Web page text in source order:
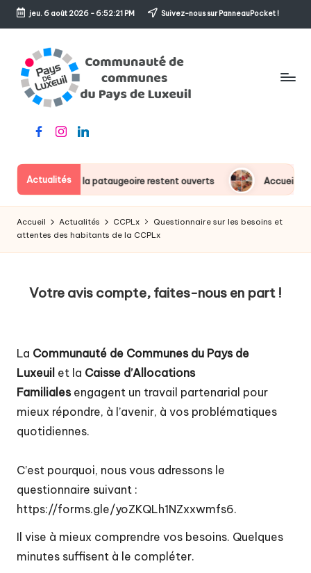
Skip
content
jeu. 6 août 2026- 6:52:21 PM Suivez-nous sur PanneauPocket !
m
m
u
n
d
e
c
o
m
m
u
n
e
sens
l'accueil
FacebookInstagramLinkedin
Actualités
ludique et la pataugeoire restent ouverts Accueils de
Accueil Actualités CCPLx
Questionnaire sur les besoins et
attentes des habitants de la CCPLx
Votre avis compte, faites-nous en part !
La Communauté de Communes du Pays de
Luxeuil et la Caisse d’Allocations
Familialesengagent un travail partenarial pour
mieux répondre, à l’avenir, à vos problématiques
quotidiennes.
C’est pourquoi, nous vous adressons le
questionnaire suivant :
https://forms.gle/yoZKQLh1NZxxwmfs6.
Il vise à mieux comprendre vos besoins. Quelques
minutes suffisent à le compléter.